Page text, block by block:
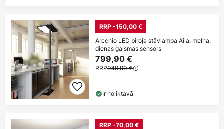
RRP -150,00 €
Arcchio LED biroja stāvlampa Aila, melna,
dienas gaismas sensors
799,90 €
RRP949,90 €
Ir noliktavā
RRP -70,00 €